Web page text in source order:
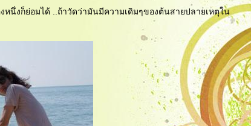
หนึ่งก็ย่อมได้ ..ถ้าวัดว่ามันมีความเดิมๆของต้นสายปลายเหตุใน